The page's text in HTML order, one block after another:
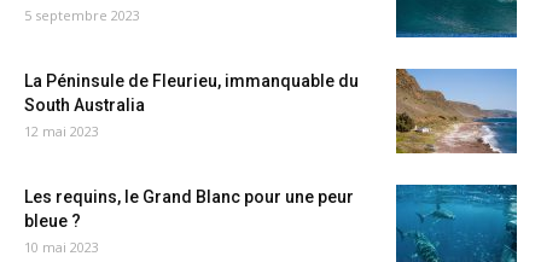
5 septembre 2023
La Péninsule de Fleurieu, immanquable du
South Australia
12 mai 2023
Les requins, le Grand Blanc pour une peur
bleue ?
10 mai 2023